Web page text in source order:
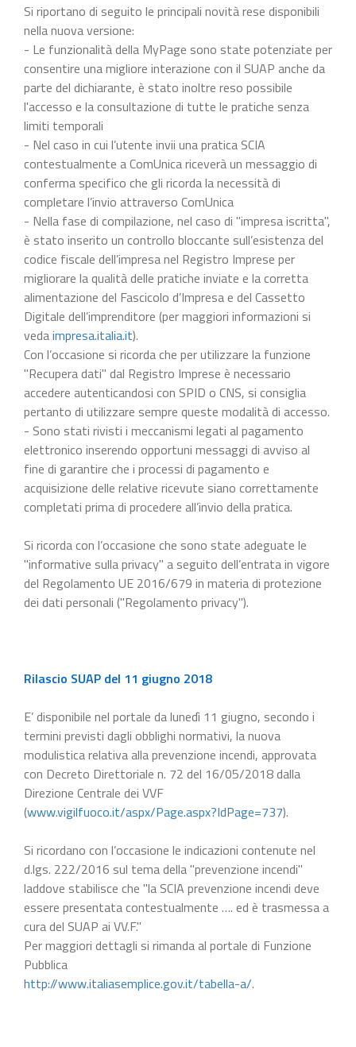
Si riportano di seguito le principali novità rese disponibili
nella nuova versione:
- Le funzionalità della MyPage sono state potenziate per
consentire una migliore interazione con il SUAP anche da
parte del dichiarante, è stato inoltre reso possibile
l'accesso e la consultazione di tutte le pratiche senza
limiti temporali
- Nel caso in cui l’utente invii una pratica SCIA
contestualmente a ComUnica riceverà un messaggio di
conferma specifico che gli ricorda la necessità di
completare l’invio attraverso ComUnica
- Nella fase di compilazione, nel caso di "impresa iscritta",
è stato inserito un controllo bloccante sull’esistenza del
codice fiscale dell’impresa nel Registro Imprese per
migliorare la qualità delle pratiche inviate e la corretta
alimentazione del Fascicolo d’Impresa e del Cassetto
Digitale dell’imprenditore (per maggiori informazioni si
vedaimpresa.italia.it).
Con l’occasione si ricorda che per utilizzare la funzione
"Recupera dati" dal Registro Imprese è necessario
accedere autenticandosi con SPID o CNS, si consiglia
pertanto di utilizzare sempre queste modalità di accesso.
- Sono stati rivisti i meccanismi legati al pagamento
elettronico inserendo opportuni messaggi di avviso al
fine di garantire che i processi di pagamento e
acquisizione delle relative ricevute siano correttamente
completati prima di procedere all’invio della pratica.
Si ricorda con l’occasione che sono state adeguate le
"informative sulla privacy" a seguito dell’entrata in vigore
del Regolamento UE 2016/679 in materia di protezione
dei dati personali ("Regolamento privacy").
Rilascio SUAP del 11 giugno 2018
E’ disponibile nel portale da lunedì 11 giugno, secondo i
termini previsti dagli obblighi normativi, la nuova
modulistica relativa alla prevenzione incendi, approvata
con Decreto Direttoriale n. 72 del 16/05/2018 dalla
Direzione Centrale dei VVF
(www.vigilfuoco.it/aspx/Page.aspx?IdPage=737).
Si ricordano con l’occasione le indicazioni contenute nel
d.lgs. 222/2016 sul tema della "prevenzione incendi"
laddove stabilisce che "la SCIA prevenzione incendi deve
essere presentata contestualmente …. ed è trasmessa a
cura del SUAP ai VV.F."
Per maggiori dettagli si rimanda al portale di Funzione
Pubblica
http://www.italiasemplice.gov.it/tabella-a/.